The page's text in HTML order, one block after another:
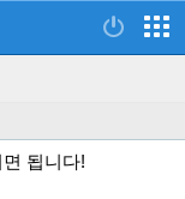
됩니다!